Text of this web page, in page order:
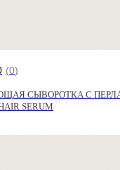
(0)
СЫВОРОТКА С
SERUM